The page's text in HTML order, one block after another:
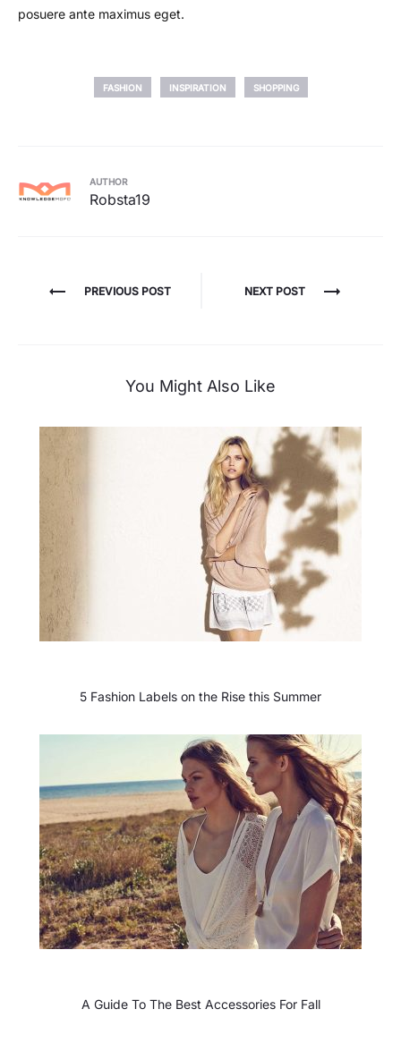
posuere ante maximus eget.
FASHION INSPIRATION SHOPPING
AUTHOR
Robsta19
Post
PREVIOUS POST NEXT POST
You Might Also Like
5 Fashion Labels on the Rise this Summer
A Guide To The Best Accessories For Fall